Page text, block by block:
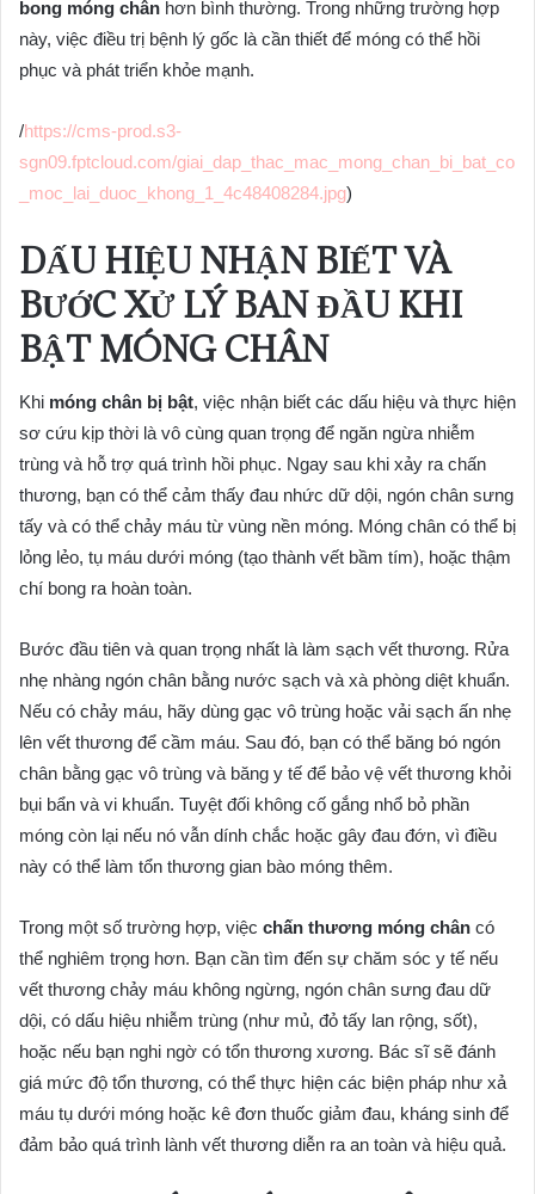
bong móng chân hơn bình thường. Trong những trường hợp
này, việc điều trị bệnh lý gốc là cần thiết để móng có thể hồi
phục và phát triển khỏe mạnh.
/https://cms-prod.s3-
sgn09.fptcloud.com/giai_dap_thac_mac_mong_chan_bi_bat_co
_moc_lai_duoc_khong_1_4c48408284.jpg)
DẤU HIỆU NHẬN BIẾT VÀ
BƯỚC XỬ LÝ BAN ĐẦU KHI
BẬT MÓNG CHÂN
Khi móng chân bị bật, việc nhận biết các dấu hiệu và thực hiện
sơ cứu kịp thời là vô cùng quan trọng để ngăn ngừa nhiễm
trùng và hỗ trợ quá trình hồi phục. Ngay sau khi xảy ra chấn
thương, bạn có thể cảm thấy đau nhức dữ dội, ngón chân sưng
tấy và có thể chảy máu từ vùng nền móng. Móng chân có thể bị
lỏng lẻo, tụ máu dưới móng (tạo thành vết bầm tím), hoặc thậm
chí bong ra hoàn toàn.
Bước đầu tiên và quan trọng nhất là làm sạch vết thương. Rửa
nhẹ nhàng ngón chân bằng nước sạch và xà phòng diệt khuẩn.
Nếu có chảy máu, hãy dùng gạc vô trùng hoặc vải sạch ấn nhẹ
lên vết thương để cầm máu. Sau đó, bạn có thể băng bó ngón
chân bằng gạc vô trùng và băng y tế để bảo vệ vết thương khỏi
bụi bẩn và vi khuẩn. Tuyệt đối không cố gắng nhổ bỏ phần
móng còn lại nếu nó vẫn dính chắc hoặc gây đau đớn, vì điều
này có thể làm tổn thương gian bào móng thêm.
Trong một số trường hợp, việc chấn thương móng chân có
thể nghiêm trọng hơn. Bạn cần tìm đến sự chăm sóc y tế nếu
vết thương chảy máu không ngừng, ngón chân sưng đau dữ
dội, có dấu hiệu nhiễm trùng (như mủ, đỏ tấy lan rộng, sốt),
hoặc nếu bạn nghi ngờ có tổn thương xương. Bác sĩ sẽ đánh
giá mức độ tổn thương, có thể thực hiện các biện pháp như xả
máu tụ dưới móng hoặc kê đơn thuốc giảm đau, kháng sinh để
đảm bảo quá trình lành vết thương diễn ra an toàn và hiệu quả.